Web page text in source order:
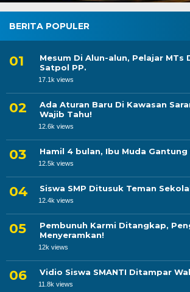
BERITA POPULER
Mesum Di Alun-alun, Pelajar MTs
Satpol PP.
17.1k views
Ada Aturan Baru Di Kawasan
Wajib Tahu!
12.6k views
Hamil 4 bulan, Ibu Muda Gantung
12.5k views
Siswa SMP Ditusuk Teman
12.4k views
Pembunuh Karmi Ditangkap,
Menyeramkan!
12k views
Vidio Siswa SMANTI Ditampar
11.8k views